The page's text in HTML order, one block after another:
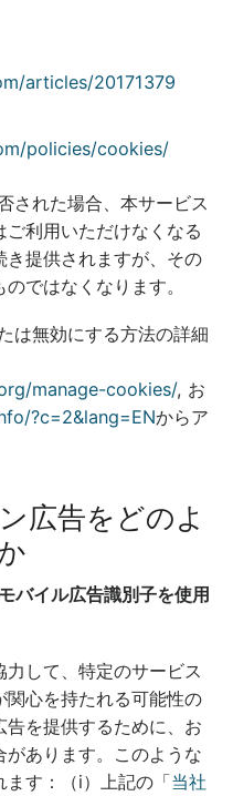
articles/20171379
policies/cookies/
された場合、本サービス
利用いただけなくなる
提供されますが、その
ではなくなります。
は無効にする方法の詳細
manage-cookies/, お
?c=2&lang=ENからア
広告をどのよ
バイル広告識別子を使用
して、特定のサービス
関心を持たれる可能性の
を提供するために、お
あります。このような
す：（i）上記の「当社